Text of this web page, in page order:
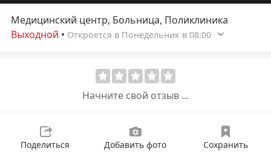
Медицинский центр, Больница, Поликлиника
Выходной • Откроется в Понедельник в 08:00
Начните свой отзыв ...
Поделиться Добавить фото Сохранить